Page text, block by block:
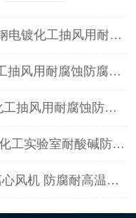
用耐腐蚀防腐离心通风机
蚀防腐防爆离心通风机
蚀防腐防爆离心通风机
酸碱防腐蚀抽风用通风机
防腐耐高温离心风机